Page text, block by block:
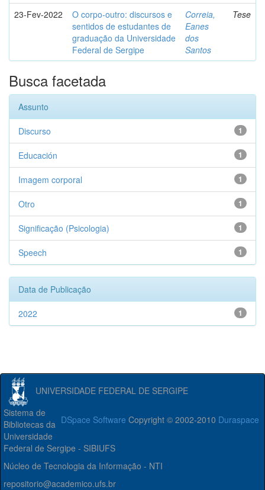
23-Fev-2022
O corpo-outro: discursos e
sentidos de estudantes de
graduação da Universidade
Federal de Sergipe
Correia,
Eanes
dos
Santos
Tese
Busca facetada
Assunto
1
Discurso
1
Educación
1
Imagem corporal
1
Otro
1
Significação (Psicologia)
1
Speech
Data de Publicação
1
2022
UNIVERSIDADE FEDERAL DE SERGIPE
DSpace Software Copyright © 2002-2010 Duraspace
Sistema de
Bibliotecas da
Universidade
Federal de Sergipe - SIBIUFS
Núcleo de Tecnologia da Informação - NTI
repositorio@academico.ufs.br